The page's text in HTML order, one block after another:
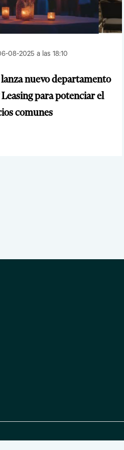
08-2025 a las 18:10
nuevo departamento
para potenciar el
comunes